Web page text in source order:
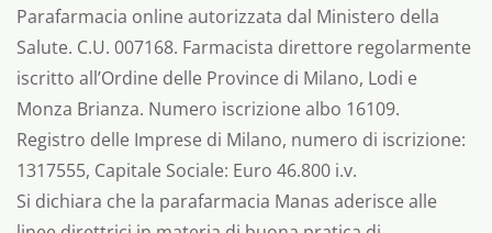
Parafarmacia online autorizzata dal Ministero della
Salute. C.U. 007168. Farmacista direttore regolarmente
iscritto all’Ordine delle Province di Milano, Lodi e
Monza Brianza. Numero iscrizione albo 16109.
Registro delle Imprese di Milano, numero di iscrizione:
1317555, Capitale Sociale: Euro 46.800 i.v.
Si dichiara che la parafarmacia Manas aderisce alle